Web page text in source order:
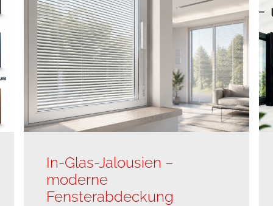
In-Glas-Jalousien –
moderne
Fensterabdeckung